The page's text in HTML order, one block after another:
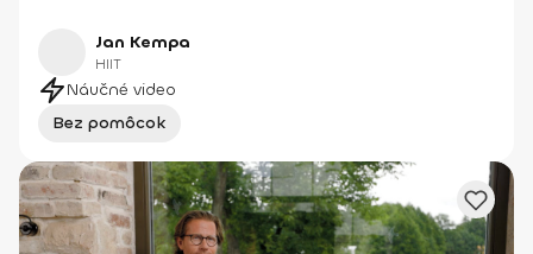
Jan Kempa
HIIT
Náučné video
Bez pomôcok